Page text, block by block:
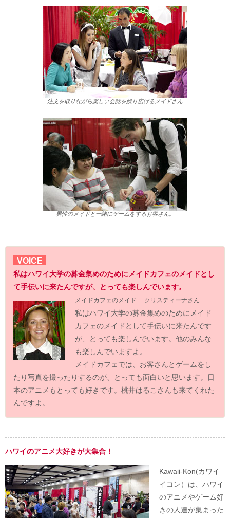
注文を取りながら楽しい会話を繰り広げるメイドさん
男性のメイドと一緒にゲームをするお客さん。
VOICE
私はハワイ大学の募金集めのためにメイドカフェのメイドとし
て手伝いに来たんですが、とっても楽しんでいます。
メイドカフェのメイド クリスティーナさん
私はハワイ大学の募金集めのためにメイド
カフェのメイドとして手伝いに来たんです
が、とっても楽しんでいます。他のみんな
も楽しんでいますよ。
メイドカフェでは、お客さんとゲームをし
たり写真を撮ったりするのが、とっても面白いと思います。日
本のアニメもとっても好きです。桃井はるこさんも来てくれた
んですよ。
ハワイのアニメ大好きが大集合！
Kawaii-Kon(カワイ
イコン）は、ハワイ
のアニメやゲーム好
きの人達が集まった